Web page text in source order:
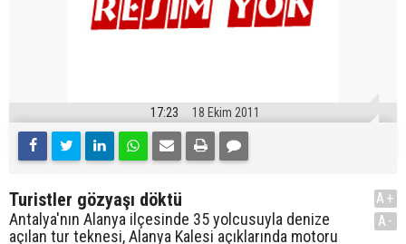
17:23 18 Ekim 2011
Turistler gözyaşı döktü
Antalya'nın Alanya ilçesinde 35 yolcusuyla denize
açılan tur teknesi, Alanya Kalesi açıklarında motoru
A+
A-